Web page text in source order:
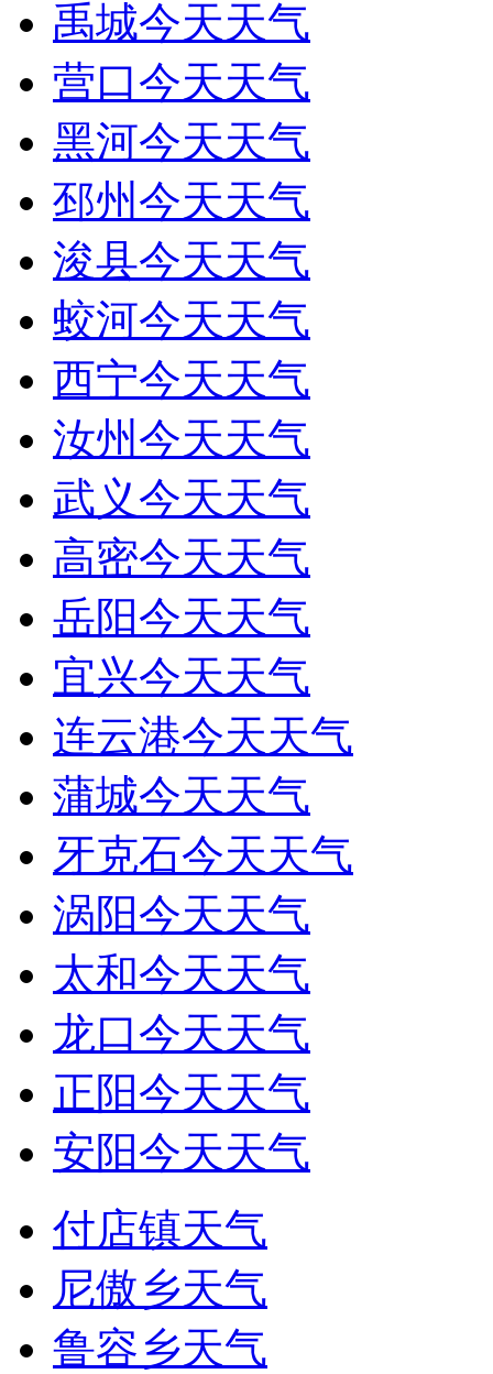
禹城今天天气
营口今天天气
黑河今天天气
邳州今天天气
浚县今天天气
蛟河今天天气
西宁今天天气
汝州今天天气
武义今天天气
高密今天天气
岳阳今天天气
宜兴今天天气
连云港今天天气
蒲城今天天气
牙克石今天天气
涡阳今天天气
太和今天天气
龙口今天天气
正阳今天天气
安阳今天天气
付店镇天气
尼傲乡天气
鲁容乡天气